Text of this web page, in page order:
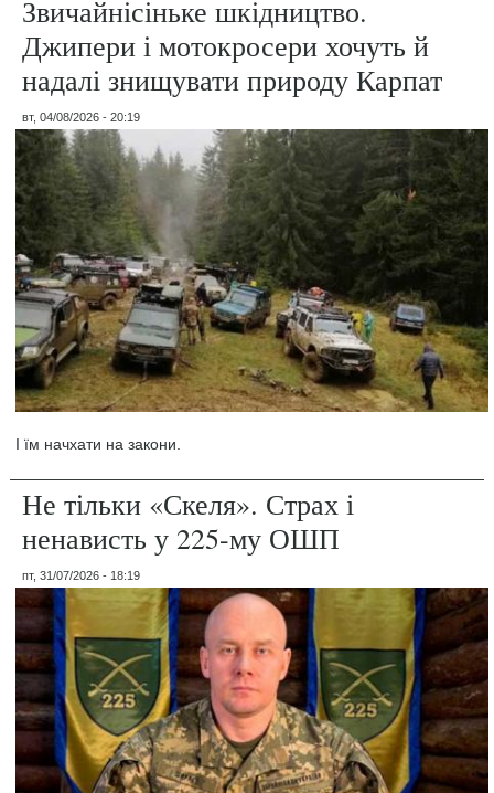
Звичайнісіньке шкідництво.
Джипери і мотокросери хочуть й
надалі знищувати природу Карпат
вт, 04/08/2026 - 20:19
І їм начхати на закони.
Не тільки «Скеля». Страх і
ненависть у 225-му ОШП
пт, 31/07/2026 - 18:19